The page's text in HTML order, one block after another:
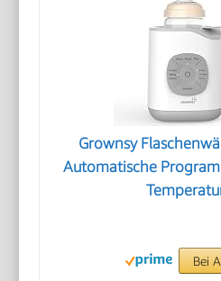
Grownsy
Automatische
Bei